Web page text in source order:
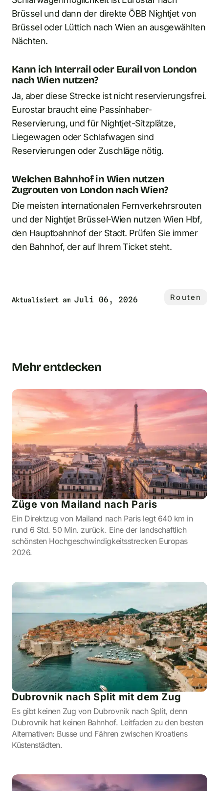
Brüssel und dann der direkte ÖBB Nightjet von
Brüssel oder Lüttich nach Wien an ausgewählten
Nächten.
Kann ich Interrail oder Eurail von London
nach Wien nutzen?
Ja, aber diese Strecke ist nicht reservierungsfrei.
Eurostar braucht eine Passinhaber-
Reservierung, und für Nightjet-Sitzplätze,
Liegewagen oder Schlafwagen sind
Reservierungen oder Zuschläge nötig.
Welchen Bahnhof in Wien nutzen
Zugrouten von London nach Wien?
Die meisten internationalen Fernverkehrsrouten
und der Nightjet Brüssel-Wien nutzen Wien Hbf,
den Hauptbahnhof der Stadt. Prüfen Sie immer
den Bahnhof, der auf Ihrem Ticket steht.
Aktualisiert am Juli 06, 2026 Routen
Mehr entdecken
Züge von Mailand nach Paris
Ein Direktzug von Mailand nach Paris legt 640 km in
rund 6 Std. 50 Min. zurück. Eine der landschaftlich
schönsten Hochgeschwindigkeitsstrecken Europas
2026.
Dubrovnik nach Split mit dem Zug
Es gibt keinen Zug von Dubrovnik nach Split, denn
Dubrovnik hat keinen Bahnhof. Leitfaden zu den besten
Alternativen: Busse und Fähren zwischen Kroatiens
Küstenstädten.